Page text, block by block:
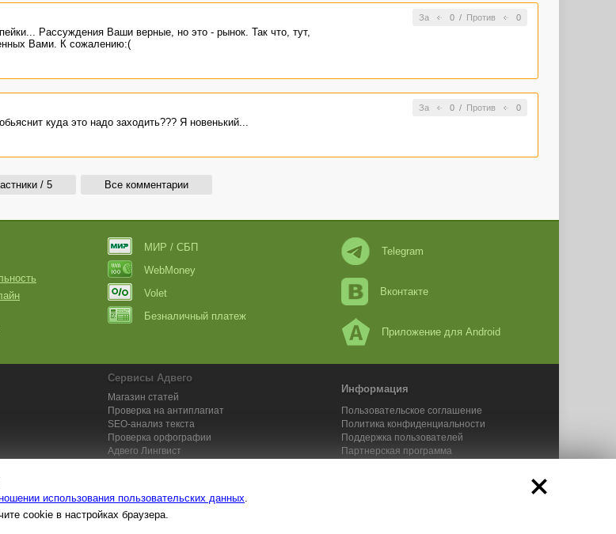
За 0/ Против 0
Рассуждения Ваши верные, но это - рынок. Так что, тут,
Вами. К сожалению:(
За 0/ Против 0
куда это надо заходить??? Я новенький...
/ 5 Все комментарии
МИР / СБП
WebMoney
Volet
Безналичный платеж
Telegram
Вконтакте
Приложение для Android
Сервисы Адвего
Магазин статей
Проверка на антиплагиат
SEO-анализ текста
Проверка орфографии
Адвего Лингвист
Информация
Пользовательское соглашение
Политика конфиденциальности
Поддержка пользователей
Партнерская программа
рерайтинг, переводы,работа на дому
использования пользовательских данных
cookie в настройках браузера.